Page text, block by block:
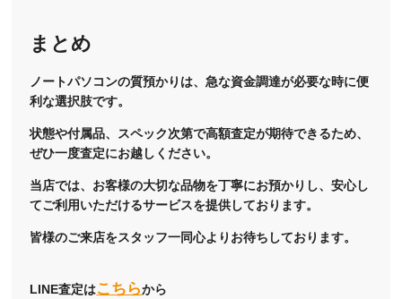
まとめ
ノートパソコンの質預かりは、急な資金調達が必要な時に便
利な選択肢です。
状態や付属品、スペック次第で高額査定が期待できるため、
ぜひ一度査定にお越しください。
当店では、お客様の大切な品物を丁寧にお預かりし、安心し
てご利用いただけるサービスを提供しております。
皆様のご来店をスタッフ一同心よりお待ちしております。
LINE査定はこちらから